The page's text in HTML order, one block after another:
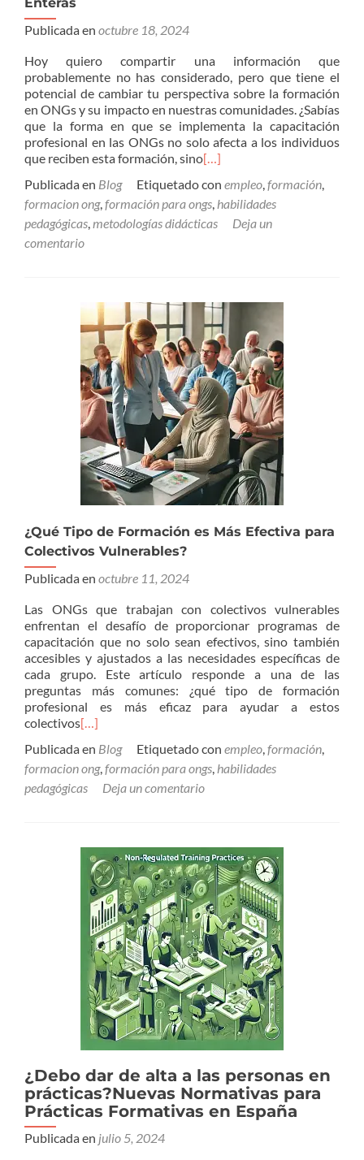
Publicada en octubre 18, 2024
Hoy quiero compartir una información que
probablemente no has considerado, pero que tiene el
potencial de cambiar tu perspectiva sobre la formación
en ONGs y su impacto en nuestras comunidades. ¿Sabías
que la forma en que se implementa la capacitación
profesional en las ONGs no solo afecta a los individuos
que reciben esta formación, sino[…]
Publicada en Blog Etiquetado con empleo,formación,
formacion ong,formación para ongs, habilidades
pedagógicas,metodologías didácticas
Deja un
comentario
¿Qué Tipo de Formación es Más Efectiva para
Colectivos Vulnerables?
Publicada en octubre 11, 2024
Las ONGs que trabajan con colectivos vulnerables
enfrentan el desafío de proporcionar programas de
capacitación que no solo sean efectivos, sino también
accesibles y ajustados a las necesidades específicas de
cada grupo. Este artículo responde a una de las
preguntas más comunes: ¿qué tipo de formación
profesional es más eficaz para ayudar a estos
colectivos[…]
Publicada en Blog Etiquetado con empleo,formación,
formacion ong,formación para ongs, habilidades
pedagógicas
Deja un comentario
¿Debo dar de alta a las personas en
prácticas?Nuevas Normativas para
Prácticas Formativas en España
Publicada en julio 5, 2024